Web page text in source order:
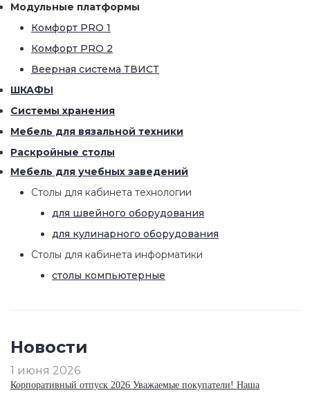
Модульные платформы
Комфорт PRO 1
Комфорт PRO 2
Веерная система ТВИСТ
ШКАФЫ
Системы хранения
Мебель для вязальной техники
Раскройные столы
Мебель для учебных заведений
Столы для кабинета технологии
для швейного оборудования
для кулинарного оборудования
Столы для кабинета информатики
столы компьютерные
Новости
1 июня 2026
Корпоративный отпуск 2026 Уважаемые покупатели! Наша